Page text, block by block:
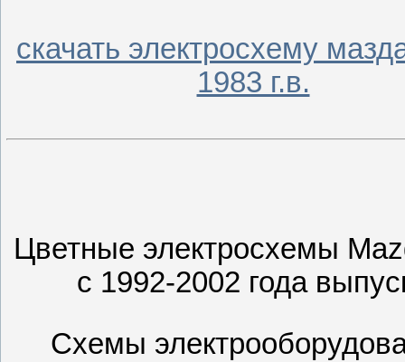
скачать электросхему
1983 г.в.
Цветные электросхемы
c 1992-2002 года
Схемы